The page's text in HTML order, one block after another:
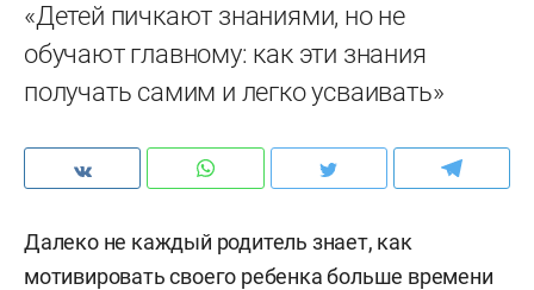
«Детей пичкают знаниями, но не
обучают главному: как эти знания
получать самим и легко усваивать»
Далеко не каждый родитель знает, как
мотивировать своего ребенка больше времени